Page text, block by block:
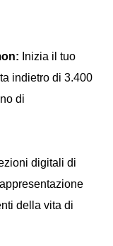
Inizia il tuo
indietro di 3.400
di
digitali di
della vita di